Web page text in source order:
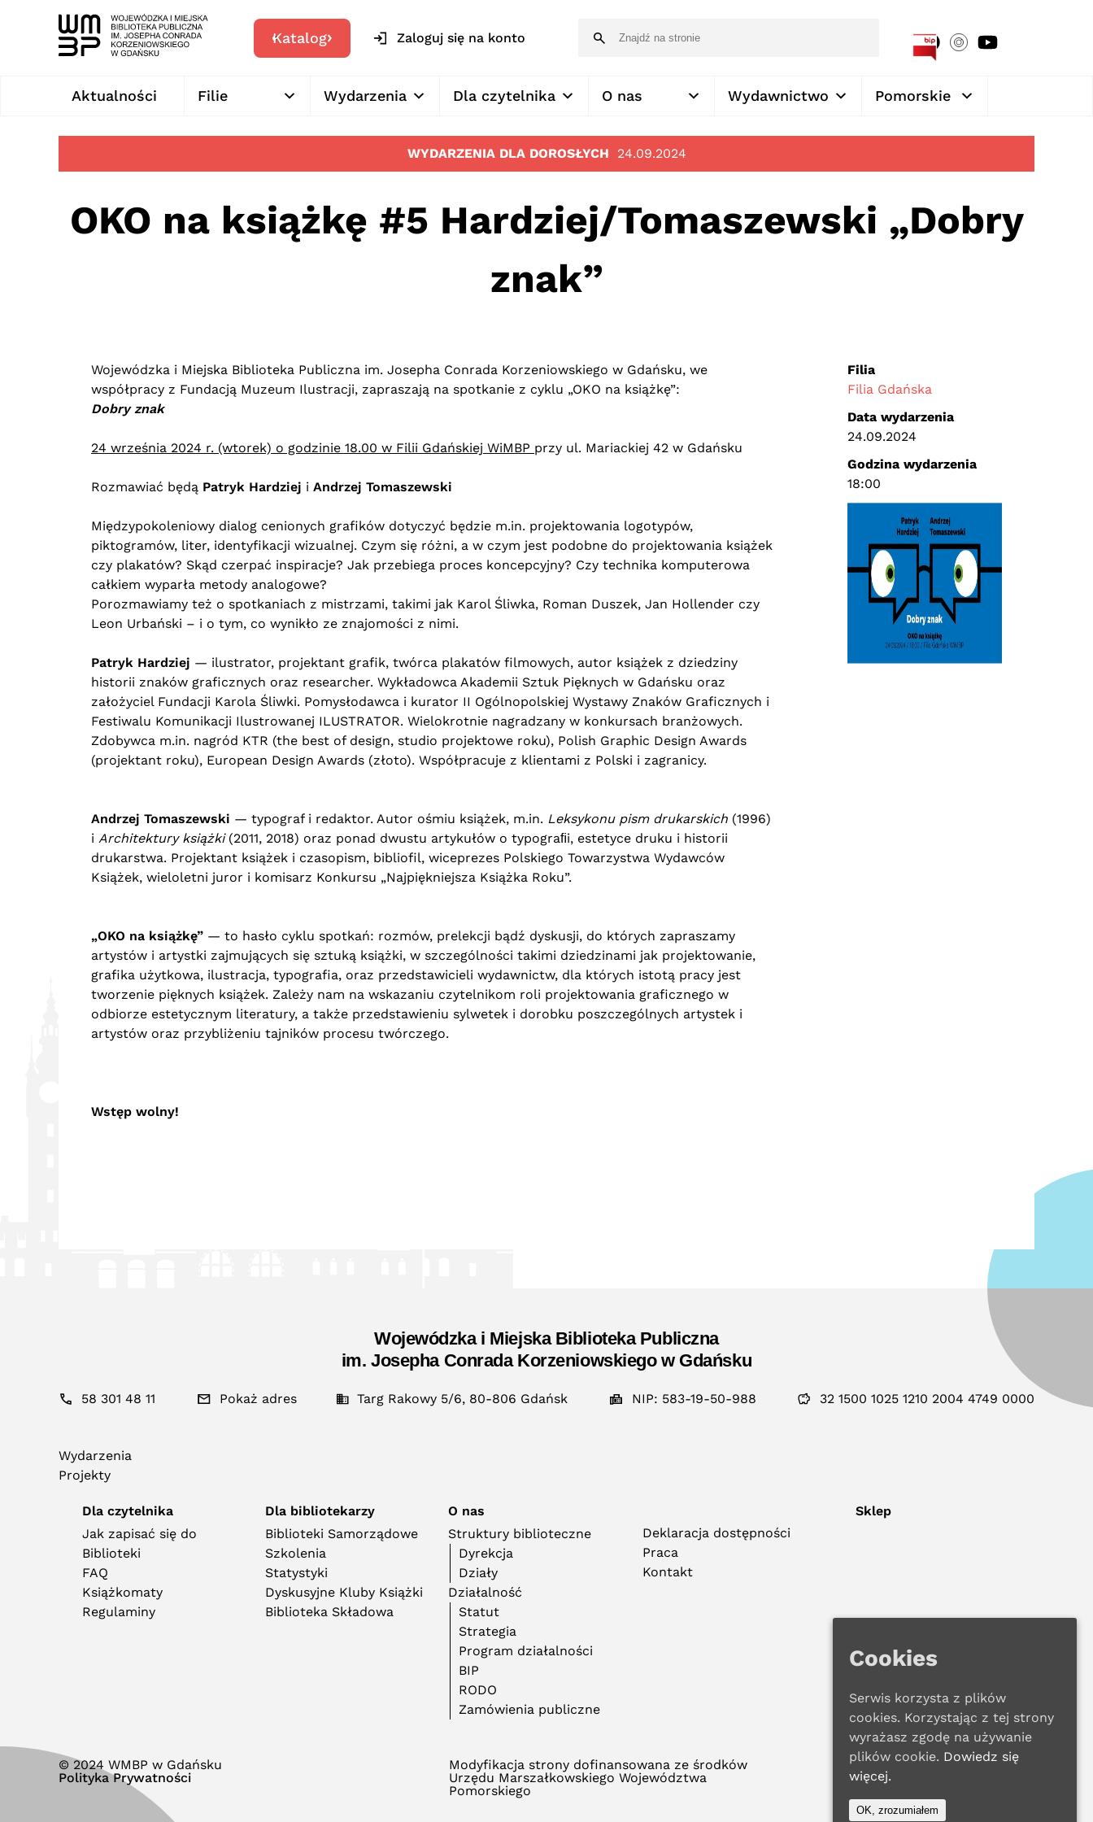
Katalog Zaloguj się na konto
Aktualności Filie Wydarzenia Dla czytelnika O nas Wydawnictwo Pomorskie
WYDARZENIA DLA DOROSŁYCH 24.09.2024
OKO na książkę #5 Hardziej/Tomaszewski „Dobry
znak”
Wojewódzka i Miejska Biblioteka Publiczna im. Josepha Conrada Korzeniowskiego w Gdańsku, we
współpracy z Fundacją Muzeum Ilustracji, zapraszają na spotkanie z cyklu „OKO na książkę”:
Dobry znak
24 września 2024 r. (wtorek) o godzinie 18.00 w Filii Gdańskiej WiMBP przy ul. Mariackiej 42 w Gdańsku
Rozmawiać będą Patryk Hardziej i Andrzej Tomaszewski
Międzypokoleniowy dialog cenionych grafików dotyczyć będzie m.in. projektowania logotypów,
piktogramów, liter, identyfikacji wizualnej. Czym się różni, a w czym jest podobne do projektowania książek
czy plakatów? Skąd czerpać inspiracje? Jak przebiega proces koncepcyjny? Czy technika komputerowa
całkiem wyparła metody analogowe?
Porozmawiamy też o spotkaniach z mistrzami, takimi jak Karol Śliwka, Roman Duszek, Jan Hollender czy
Leon Urbański – i o tym, co wynikło ze znajomości z nimi.
Patryk Hardziej — ilustrator, projektant grafik, twórca plakatów filmowych, autor książek z dziedziny
historii znaków graficznych oraz researcher. Wykładowca Akademii Sztuk Pięknych w Gdańsku oraz
założyciel Fundacji Karola Śliwki. Pomysłodawca i kurator II Ogólnopolskiej Wystawy Znaków Graficznych i
Festiwalu Komunikacji Ilustrowanej ILUSTRATOR. Wielokrotnie nagradzany w konkursach branżowych.
Zdobywca m.in. nagród KTR (the best of design, studio projektowe roku), Polish Graphic Design Awards
(projektant roku), European Design Awards (złoto). Współpracuje z klientami z Polski i zagranicy.
Andrzej Tomaszewski — typograf i redaktor. Autor ośmiu książek, m.in. Leksykonu pism drukarskich (1996)
i Architektury książki(2011, 2018) oraz ponad dwustu artykułów o typograﬁi, estetyce druku i historii
drukarstwa. Projektant książek i czasopism, bibliofil, wiceprezes Polskiego Towarzystwa Wydawców
Książek, wieloletni juror i komisarz Konkursu „Najpiękniejsza Książka Roku”.
„OKO na książkę” — to hasło cyklu spotkań: rozmów, prelekcji bądź dyskusji, do których zapraszamy
artystów i artystki zajmujących się sztuką książki, w szczególności takimi dziedzinami jak projektowanie,
grafika użytkowa, ilustracja, typografia, oraz przedstawicieli wydawnictw, dla których istotą pracy jest
tworzenie pięknych książek. Zależy nam na wskazaniu czytelnikom roli projektowania graficznego w
odbiorze estetycznym literatury, a także przedstawieniu sylwetek i dorobku poszczególnych artystek i
artystów oraz przybliżeniu tajników procesu twórczego.
Wstęp wolny!
Filia
Filia Gdańska
Data wydarzenia
24.09.2024
Godzina wydarzenia
18:00
Wojewódzka i Miejska Biblioteka Publiczna
im. Josepha Conrada Korzeniowskiego w Gdańsku
58 301 48 11 Pokaż adres Targ Rakowy 5/6, 80-806 Gdańsk NIP: 583-19-50-988 32 1500 1025 1210 2004 4749 0000
Wydarzenia
Projekty
Dla czytelnika
Jak zapisać się do
Biblioteki
FAQ
Książkomaty
Regulaminy
Dla bibliotekarzy
Biblioteki Samorządowe
Szkolenia
Statystyki
Dyskusyjne Kluby Książki
Biblioteka Składowa
O nas
Struktury biblioteczne
Dyrekcja
Działy
Działalność
Statut
Strategia
Program działalności
BIP
RODO
Zamówienia publiczne
Deklaracja dostępności
Praca
Kontakt
Sklep
© 2024 WMBP w Gdańsku
Polityka Prywatności
Modyfikacja strony dofinansowana ze środków
Urzędu Marszałkowskiego Województwa
Pomorskiego
Cookies
Serwis korzysta z plików
cookies. Korzystając z tej strony
wyrażasz zgodę na używanie
plików cookie. Dowiedz się
więcej.
OK, zrozumiałem